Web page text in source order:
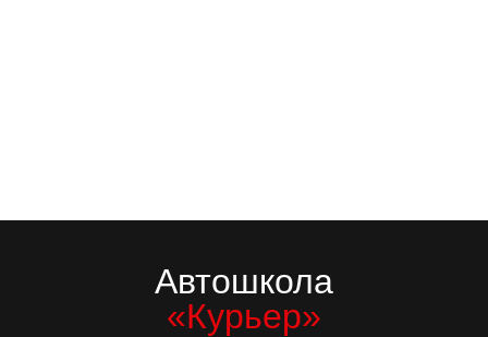
Автошкола
«Курьер»